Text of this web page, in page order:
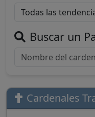
Buscar un
Cardenales